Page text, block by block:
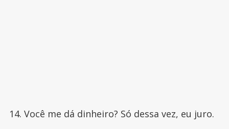
14. Você me dá dinheiro? Só dessa vez, eu juro.